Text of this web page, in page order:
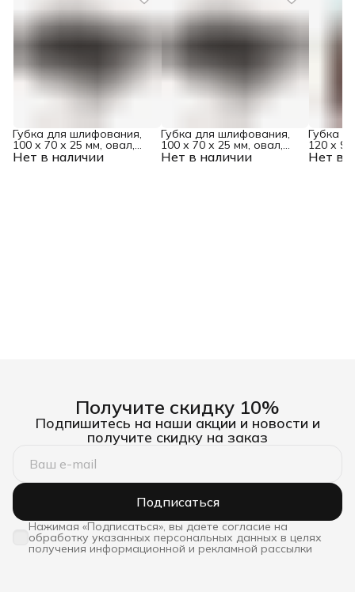
Нет в наличии
Губка для шлифования,
100 х 70 х 25 мм, овал,
твердая, P 100 Matrix Нет в наличии
Губка для шлифования,
100 х 70 х 25 мм, овал,
твердая, P 80 Matrix Нет в
Губка
120 х
Получите скидку 10%
Подпишитесь на наши акции и новости и
получите скидку на заказ
Подписаться
Нажимая «Подписаться», вы даете согласие на
обработку указанных персональных данных в целях
получения информационной и рекламной рассылки